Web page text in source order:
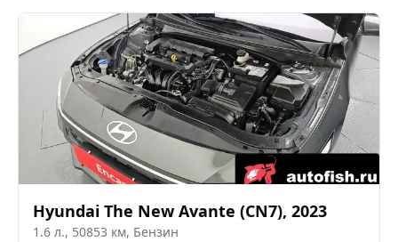
Hyundai The New Avante (CN7), 2023
1.6 л., 50853 км, Бензин